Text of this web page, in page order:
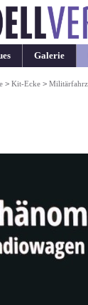
Galerie
> Kit-Ecke>